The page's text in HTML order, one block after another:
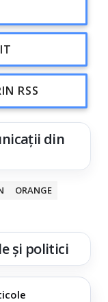
RSS
din
ORANGE
și politici